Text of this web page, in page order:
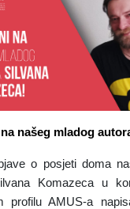
našeg mladog
o posjeti doma
Komazeca u
profilu AMUS-a